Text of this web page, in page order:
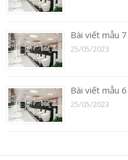
Bài viết mẫu 7
25/05/2023
Bài viết mẫu 6
25/05/2023